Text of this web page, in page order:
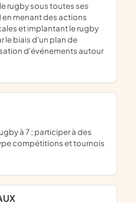
en menant des actions
et implantant le rugby
le biais d'un plan de
d'événements autour
compétitions et tournois